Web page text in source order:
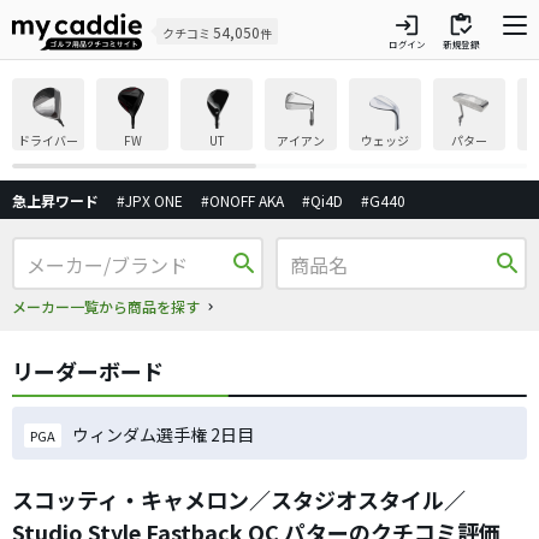
クチコミ 54,050件 login
ログイン
inventory
新規登録
ドライバー FW UT アイアン ウェッジ パター
急上昇ワード #JPX ONE #ONOFF AKA #Qi4D #G440
search
メーカー一覧から商品を探す
search
リーダーボード
PGA ウィンダム選手権 2日目
スコッティ・キャメロン／スタジオスタイル／
Studio Style Fastback OC パターのクチコミ評価